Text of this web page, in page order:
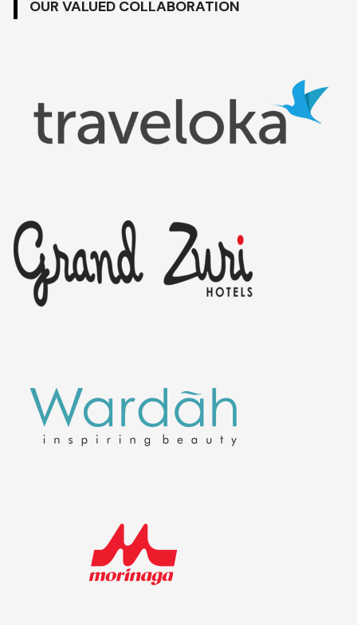
OUR VALUED COLLABORATION